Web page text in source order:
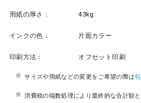
用紙の厚さ： 43kg
インクの色： 片面カラー
印刷方法： オフセット印刷
サイズや用紙などの変更をご希望の際は
消費税の端数処理により最終的な合計額